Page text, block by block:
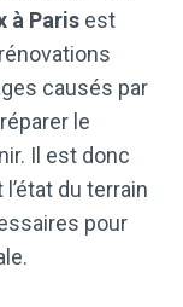
à Paris est
causés par
le
Il est donc
du terrain
pour